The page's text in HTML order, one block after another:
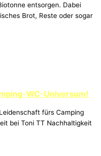
entsorgen. Dabei
Brot, Reste oder sogar
WC-Universum!
fürs Camping
bei Toni TT Nachhaltigkeit